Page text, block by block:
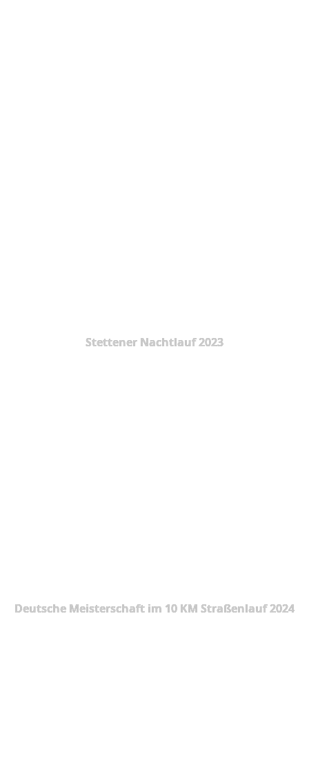
Stettener Nachtlauf 2023
Deutsche Meisterschaft im 10 KM Straßenlauf 2024